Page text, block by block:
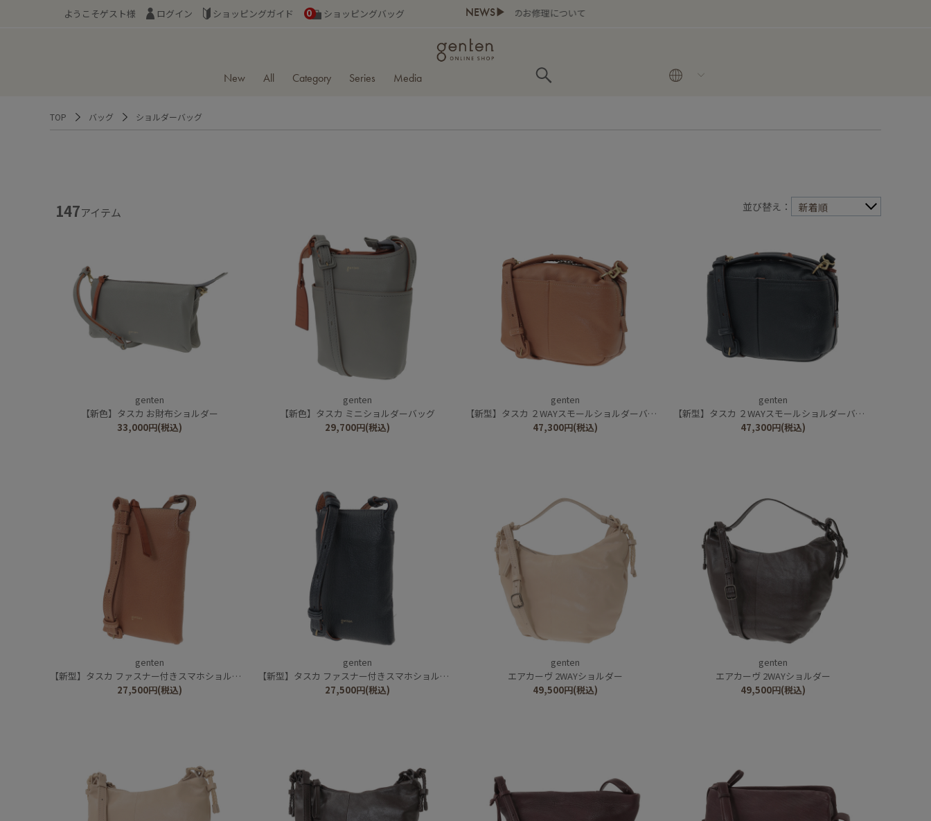
ようこそゲスト様 ログイン ショッピングガイド ショッピングバッグ
0 NEWS▶
New All Category Series Media
TOP バッグ ショルダーバッグ
147アイテム 並び替え： 新着順
genten
【新色】タスカ お財布ショルダー
33,000円(税込)
genten
【新色】タスカ ミニショルダーバッグ
29,700円(税込)
genten
【新型】タスカ ２WAYスモールショルダーバッグ
47,300円(税込)
genten
【新型】タスカ ２WAYスモールショルダーバッグ
47,300円(税込)
genten
【新型】タスカ ファスナー付きスマホショルダー
27,500円(税込)
genten
【新型】タスカ ファスナー付きスマホショルダー
27,500円(税込)
genten
エアカーヴ 2WAYショルダー
49,500円(税込)
genten
エアカーヴ 2WAYショルダー
49,500円(税込)